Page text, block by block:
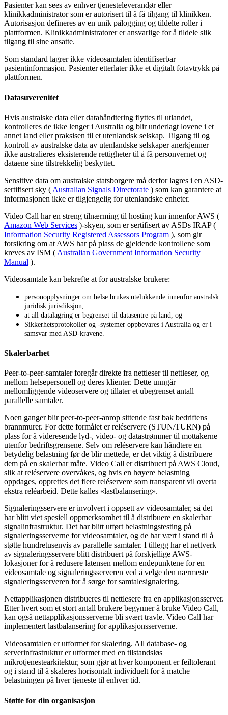
Pasienter kan sees av enhver tjenesteleverandør eller
klinikkadministrator som er autorisert til å få tilgang til klinikken.
Autorisasjon defineres av en unik pålogging og tildelte roller i
plattformen. Klinikkadministratorer er ansvarlige for å tildele slik
tilgang til sine ansatte.
Som standard lagrer ikke videosamtalen identifiserbar
pasientinformasjon. Pasienter etterlater ikke et digitalt fotavtrykk på
plattformen.
Datasuverenitet
Hvis australske data eller datahåndtering flyttes til utlandet,
kontrolleres de ikke lenger i Australia og blir underlagt lovene i et
annet land eller praksisen til et utenlandsk selskap. Tilgang til og
kontroll av australske data av utenlandske selskaper anerkjenner
ikke australieres eksisterende rettigheter til å få personvernet og
dataene sine tilstrekkelig beskyttet.
Sensitive data om australske statsborgere må derfor lagres i en ASD-
sertifisert sky ( Australian Signals Directorate ) som kan garantere at
informasjonen ikke er tilgjengelig for utenlandske enheter.
Video Call har en streng tilnærming til hosting kun innenfor AWS (
Amazon Web Services )-skyen, som er sertifisert av ASDs IRAP (
Information Security Registered Assessors Program ), som gir
forsikring om at AWS har på plass de gjeldende kontrollene som
kreves av ISM ( Australian Government Information Security
Manual ).
Videosamtale kan bekrefte at for australske brukere:
personopplysninger om helse brukes utelukkende innenfor australsk
juridisk jurisdiksjon
at all datalagring er begrenset til datasentre på land
og
Sikkerhetsprotokoller og -systemer oppbevares i Australia og er i
samsvar med ASD-kravene
Skalerbarhet
Peer-to-peer-samtaler foregår direkte fra nettleser til nettleser, og
mellom helsepersonell og deres klienter. Dette unngår
mellomliggende videoservere og tillater et ubegrenset antall
parallelle samtaler.
Noen ganger blir peer-to-peer-anrop sittende fast bak bedriftens
brannmurer. For dette formålet er reléservere (STUN/TURN) på
plass for å videresende lyd-, video- og datastrømmer til mottakerne
utenfor bedriftsgrensene. Selv om reléservere kan håndtere en
betydelig belastning før de blir mettede, er det viktig å distribuere
dem på en skalerbar måte. Video Call er distribuert på AWS Cloud,
slik at reléservere overvåkes, og hvis en høyere belastning
oppdages, opprettes det flere reléservere som transparent vil overta
ekstra reléarbeid. Dette kalles «lastbalansering».
Signaleringsservere er involvert i oppsett av videosamtaler, så det
har blitt viet spesiell oppmerksomhet til å distribuere en skalerbar
signalinfrastruktur. Det har blitt utført belastningstesting på
signaleringsserverne for videosamtaler, og de har vært i stand til å
støtte hundretusenvis av parallelle samtaler. I tillegg har et nettverk
av signaleringsservere blitt distribuert på forskjellige AWS-
lokasjoner for å redusere latensen mellom endepunktene for en
videosamtale og signaleringsserveren ved å velge den nærmeste
signaleringsserveren for å sørge for samtalesignalering.
Nettapplikasjonen distribueres til nettlesere fra en applikasjonsserver.
Etter hvert som et stort antall brukere begynner å bruke Video Call,
kan også nettapplikasjonsserverne bli svært travle. Video Call har
implementert lastbalansering for applikasjonsserverne.
Videosamtalen er utformet for skalering. All database- og
serverinfrastruktur er utformet med en tilstandsløs
mikrotjenestearkitektur, som gjør at hver komponent er feiltolerant
og i stand til å skaleres horisontalt individuelt for å matche
belastningen på hver tjeneste til enhver tid.
Støtte for din organisasjon